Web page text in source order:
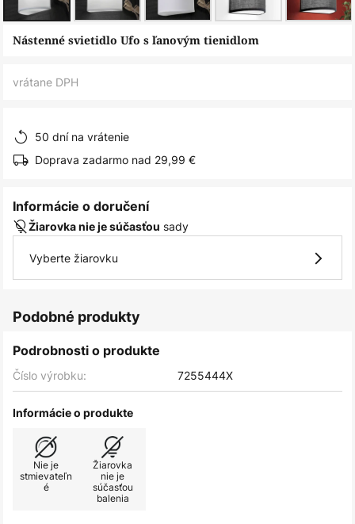
Preskočiť
Nástenné svietidlo Ufo s ľanovým tienidlom
vrátane DPH
50 dní na vrátenie
Doprava zadarmo nad 29,99 €
Informácie o doručení
Žiarovka nie je súčasťou sady
Vyberte žiarovku
Podobné produkty
Podrobnosti o produkte
Číslo výrobku: 7255444X
Informácie o produkte
Nie je
stmievateľn
é
Žiarovka
nie je
súčasťou
balenia